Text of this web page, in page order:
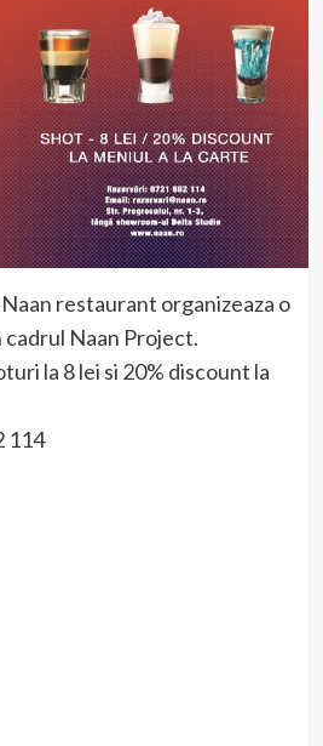
restaurant organizeaza o
cadrul Naan Project.
la 8 lei si 20% discount la
114